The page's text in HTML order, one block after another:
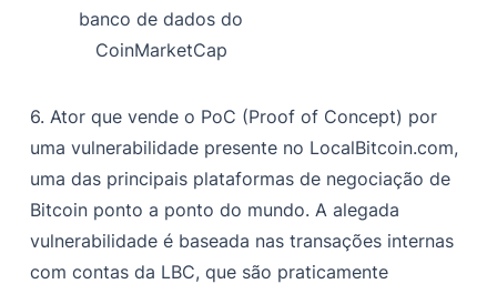
banco de dados do
CoinMarketCap
6. Ator que vende o PoC (Proof of Concept) por
uma vulnerabilidade presente no LocalBitcoin.com,
uma das principais plataformas de negociação de
Bitcoin ponto a ponto do mundo. A alegada
vulnerabilidade é baseada nas transações internas
com contas da LBC, que são praticamente